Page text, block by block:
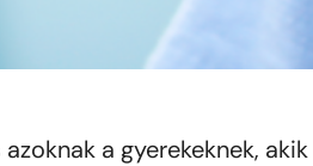
a gyerekeknek, akik